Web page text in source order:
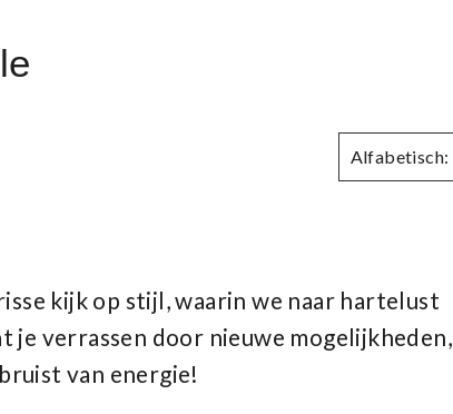
kijk op stijl, waarin we naar hartelust
je verrassen door nieuwe mogelijkheden,
van energie!